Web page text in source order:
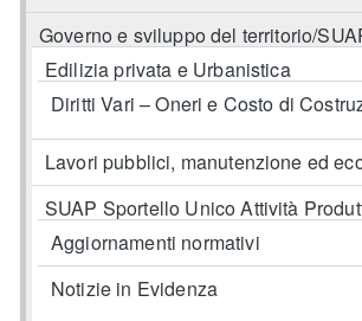
Governo e sviluppo del territorio/
Edilizia privata e Urbanistica
Diritti Vari – Oneri e Costo di
Lavori pubblici, manutenzione ed
SUAP Sportello Unico Attività
Aggiornamenti normativi
Notizie in Evidenza